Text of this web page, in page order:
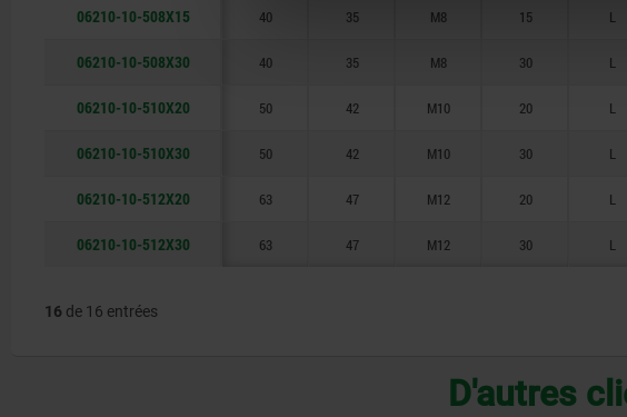
06210-10-508X15 40 35 M8 15 L
06210-10-508X30 40 35 M8 30 L
06210-10-510X20 50 42 M10 20 L
06210-10-510X30 50 42 M10 30 L
06210-10-512X20 63 47 M12 20 L
06210-10-512X30 63 47 M12 30 L
16 de 16 entrées
D'autres